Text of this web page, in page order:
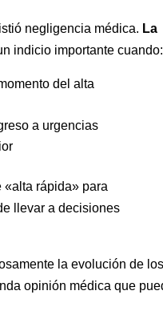
negligencia médica. La
indicio importante cuando:
del alta
a urgencias
rápida» para
llevar a decisiones
la evolución de
opinión médica que